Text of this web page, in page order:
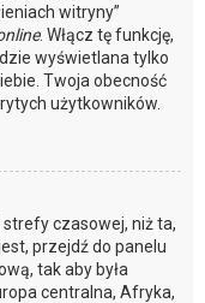
witryny”
. Włącz tę funkcję,
wyświetlana tylko
Twoja obecność
użytkowników.
czasowej, niż ta,
przejdź do panelu
tak aby była
centralna, Afryka,